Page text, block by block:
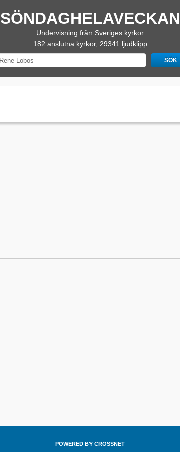
SÖNDAGHELAVECKAN
Undervisning från Sveriges kyrkor
182 anslutna kyrkor, 29341 ljudklipp
POWERED BY CROSSNET